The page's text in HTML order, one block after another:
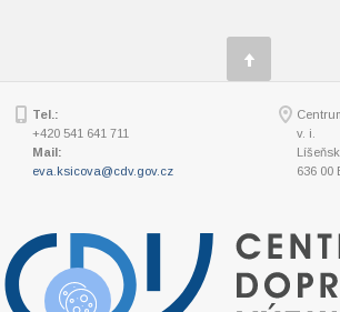
Tel.:
+420 541 641 711
Mail:
eva.ksicova@cdv.gov.cz
v. i.
636 00